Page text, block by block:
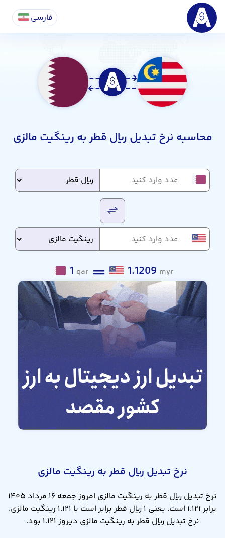
فارسی
محاسبه نرخ تبدیل ریال قطر به رینگیت مالزی
1 qar 1.1209 myr
نرخ تبدیل ریال قطر به رینگیت مالزی
نرخ تبدیل ریال قطر به رینگیت مالزی امروز جمعه ۱۶ مرداد ۱۴۰۵
برابر ۱.۱۲۱ است. یعنی ۱ ریال قطر برابر است با ۱.۱۲۱ رینگیت مالزی.
نرخ تبدیل ریال قطر به رینگیت مالزی دیروز ۱.۱۲۱ بود.